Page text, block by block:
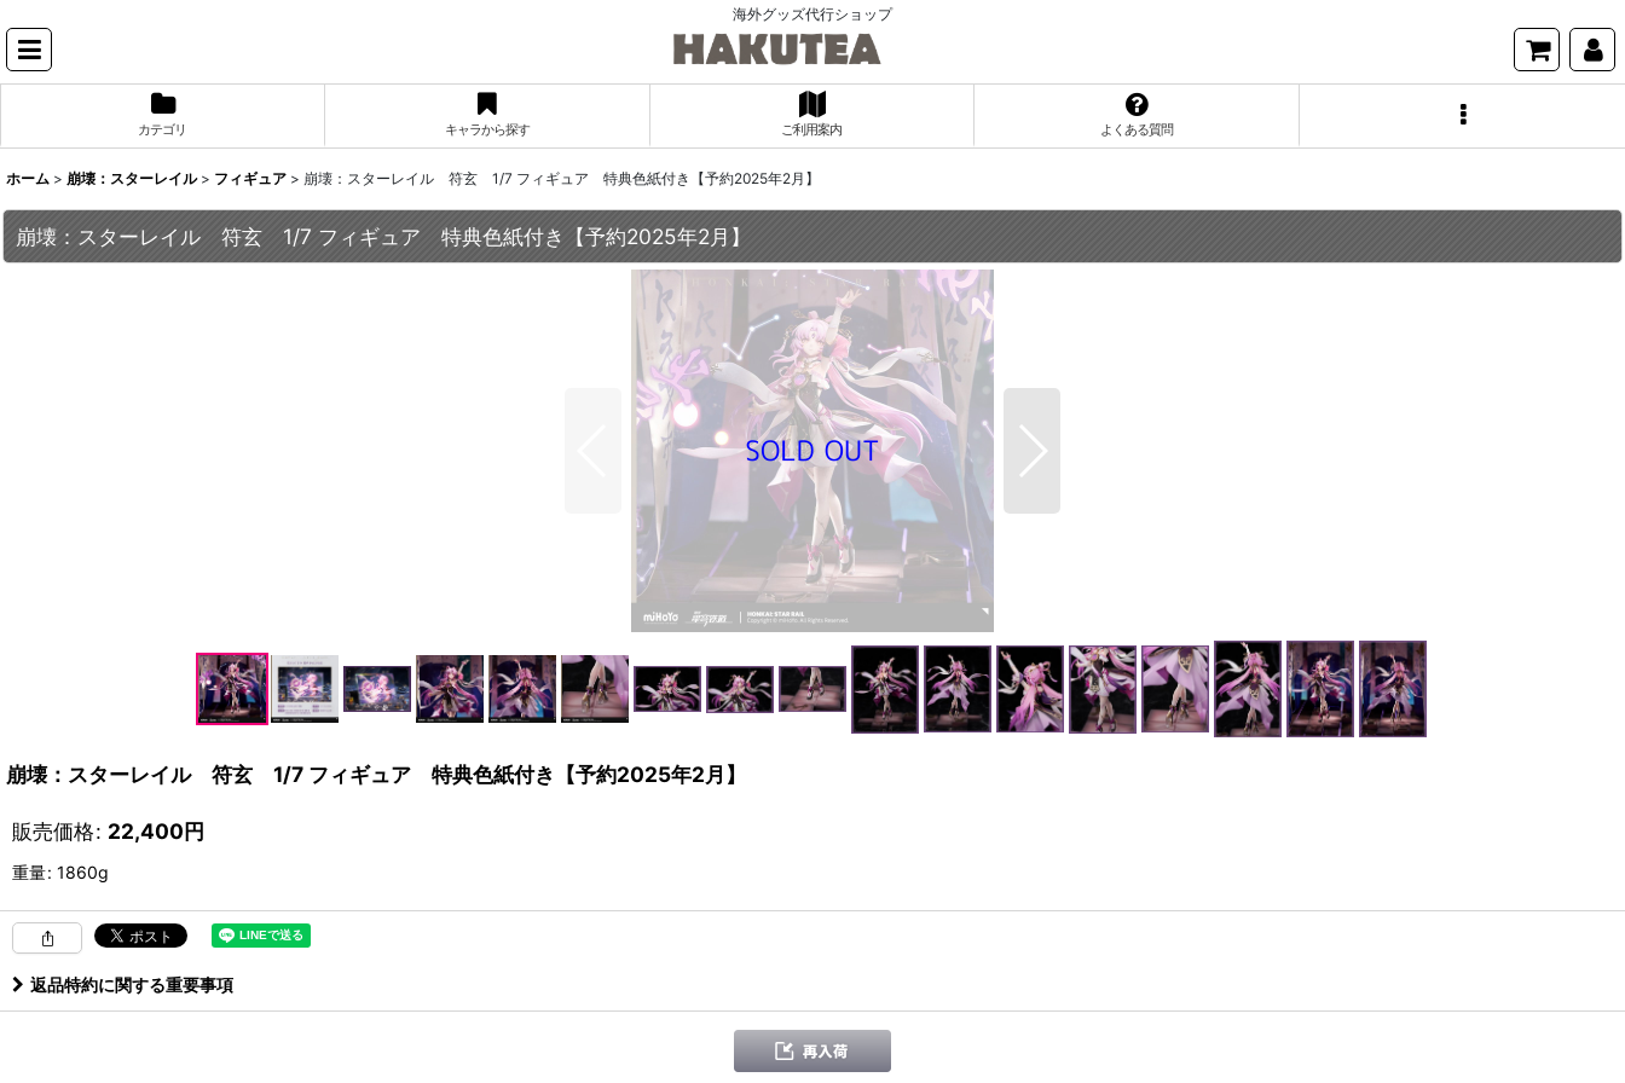
海外グッズ代行ショップ
カテゴリ キャラから探す ご利用案内 よくある質問
ホーム > 崩壊：スターレイル > フィギュア > 崩壊：スターレイル 符玄 1/7 フィギュア 特典色紙付き【予約2025年2月】
崩壊：スターレイル 符玄 1/7 フィギュア 特典色紙付き【予約2025年2月】
崩壊：スターレイル 符玄 1/7 フィギュア 特典色紙付き【予約2025年2月】
販売価格: 22,400円
重量: 1860g
返品特約に関する重要事項